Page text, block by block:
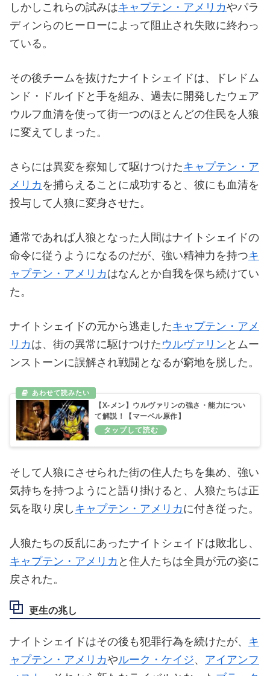
しかしこれらの試みはキャプテン・アメリカやパラ
ディンらのヒーローによって阻止され失敗に終わっ
ている。
その後チームを抜けたナイトシェイドは、ドレドム
ンド・ドルイドと手を組み、過去に開発したウェア
ウルフ血清を使って街一つのほとんどの住民を人狼
に変えてしまった。
さらには異変を察知して駆けつけたキャプテン・ア
メリカ を捕らえることに成功すると、彼にも血清を
投与して人狼に変身させた。
通常であれば人狼となった人間はナイトシェイドの
命令に従うようになるのだが、強い精神力を持つキ
ャプテン・アメリカはなんとか自我を保ち続けてい
た。
ナイトシェイドの元から逃走したキャプテン・アメ
リカは、街の異常に駆けつけた ウルヴァリン とムー
ンストーンに誤解され戦闘となるが窮地を脱した。
【X-メン】ウルヴァリンの強さ・能力につい
て解説！【マーベル原作】
そして人狼にさせられた街の住人たちを集め、強い
気持ちを持つようにと語り掛けると、人狼たちは正
気を取り戻し キャプテン・アメリカに付き従った。
人狼たちの反乱にあったナイトシェイドは敗北し、
キャプテン・アメリカ と住人たちは全員が元の姿に
戻された。
更生の兆し
ナイトシェイドはその後も犯罪行為を続けたが、 キ
ャプテン・アメリカやルーク・ケイジ、 アイアンフ